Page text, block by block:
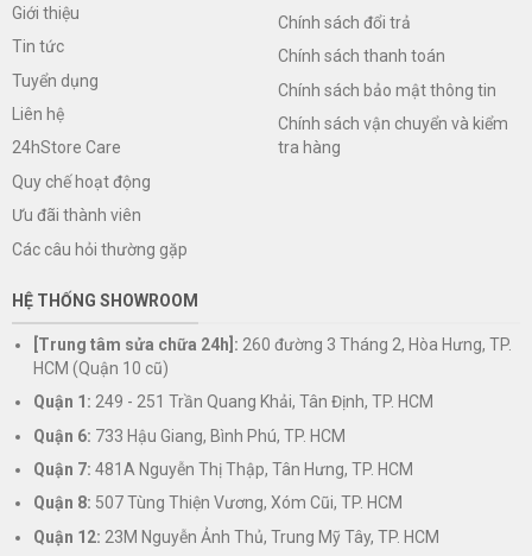
Giới thiệu
Tin tức
Tuyển dụng
Liên hệ
24hStore Care
Quy chế hoạt động
Ưu đãi thành viên
Các câu hỏi thường gặp
Chính sách đổi trả
Chính sách thanh toán
Chính sách bảo mật thông tin
Chính sách vận chuyển và kiểm
tra hàng
HỆ THỐNG SHOWROOM
[Trung tâm sửa chữa 24h]: 260 đường 3 Tháng 2, Hòa Hưng, TP.
HCM (Quận 10 cũ)
Quận 1: 249 - 251 Trần Quang Khải, Tân Định, TP. HCM
Quận 6: 733 Hậu Giang, Bình Phú, TP. HCM
Quận 7: 481A Nguyễn Thị Thập, Tân Hưng, TP. HCM
Quận 8: 507 Tùng Thiện Vương, Xóm Cũi, TP. HCM
Quận 12: 23M Nguyễn Ảnh Thủ, Trung Mỹ Tây, TP. HCM